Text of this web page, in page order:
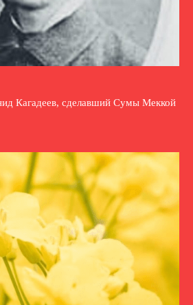
Кагадеев, сделавший Сумы Меккой